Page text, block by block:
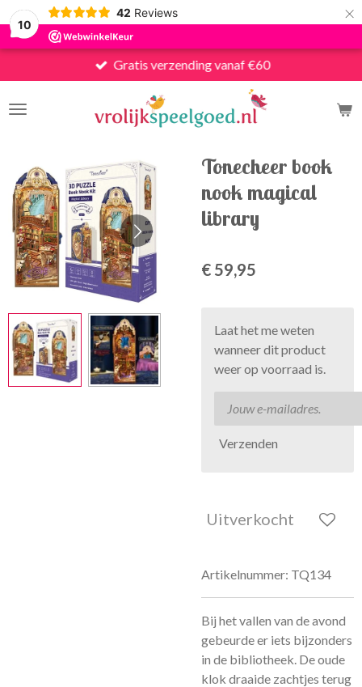
10
42 Reviews ×
Gratis verzending vanaf €60
Tonecheer book
nook magical
library
€ 59,95
Laat het me weten
wanneer dit product
weer op voorraad is.
Verzenden
Uitverkocht
Artikelnummer: TQ134
Bij het vallen van de avond
gebeurde er iets bijzonders
in de bibliotheek. De oude
klok draaide zachtjes terug